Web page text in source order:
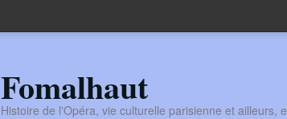
Fomalhaut
Histoire de l'Opéra, vie culturelle parisienne et ailleurs,